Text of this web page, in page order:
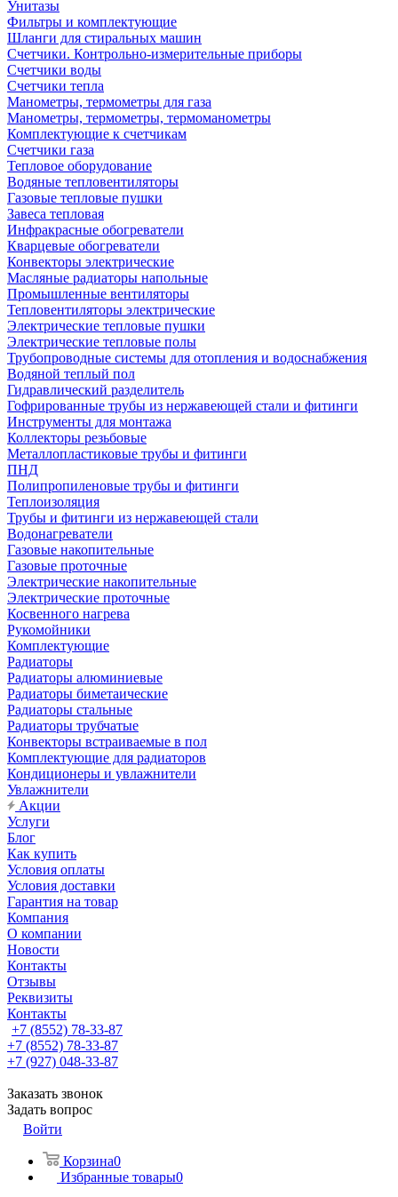
Унитазы
Фильтры и комплектующие
Шланги для стиральных машин
Счетчики. Контрольно-измерительные приборы
Счетчики воды
Счетчики тепла
Манометры, термометры для газа
Манометры, термометры, термоманометры
Комплектующие к счетчикам
Счетчики газа
Тепловое оборудование
Водяные тепловентиляторы
Газовые тепловые пушки
Завеса тепловая
Инфракрасные обогреватели
Кварцевые обогреватели
Конвекторы электрические
Масляные радиаторы напольные
Промышленные вентиляторы
Тепловентиляторы электрические
Электрические тепловые пушки
Электрические тепловые полы
Трубопроводные системы для отопления и водоснабжения
Водяной теплый пол
Гидравлический разделитель
Гофрированные трубы из нержавеющей стали и фитинги
Инструменты для монтажа
Коллекторы резьбовые
Металлопластиковые трубы и фитинги
ПНД
Полипропиленовые трубы и фитинги
Теплоизоляция
Трубы и фитинги из нержавеющей стали
Водонагреватели
Газовые накопительные
Газовые проточные
Электрические накопительные
Электрические проточные
Косвенного нагрева
Рукомойники
Комплектующие
Радиаторы
Радиаторы алюминиевые
Радиаторы биметаические
Радиаторы стальные
Радиаторы трубчатые
Конвекторы встраиваемые в пол
Комплектующие для радиаторов
Кондиционеры и увлажнители
Увлажнители
Акции
Услуги
Блог
Как купить
Условия оплаты
Условия доставки
Гарантия на товар
Компания
О компании
Новости
Контакты
Отзывы
Реквизиты
Контакты
+7 (8552) 78-33-87
+7 (8552) 78-33-87
+7 (927) 048-33-87
Заказать звонок
Задать вопрос
Войти
Корзина0
Избранные товары0